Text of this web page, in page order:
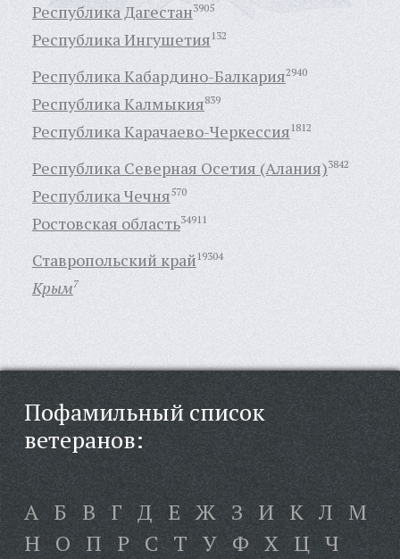
Республика Дагестан3905
Республика Ингушетия132
Республика Кабардино-Балкария2940
Республика Калмыкия839
Республика Карачаево-Черкессия1812
Республика Северная Осетия (Алания)3842
Республика Чечня570
Ростовская область34911
Ставропольский край19304
Крым7
Пофамильный список
ветеранов:
А Б В Г Д Е Ж З И К Л М
Н О П Р С Т У Ф Х Ц Ч